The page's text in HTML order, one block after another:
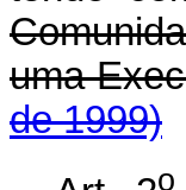
uma
de 1999)
o